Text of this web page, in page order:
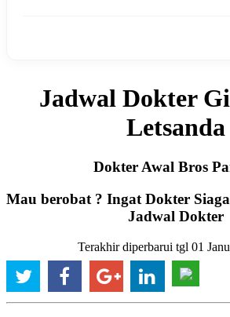
Jadwal Dokter
Letsanda
Dokter Awal Bros
Mau berobat ? Ingat Dokter
Jadwal Dokter
Terakhir diperbarui tgl 01